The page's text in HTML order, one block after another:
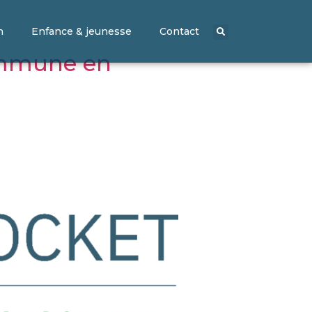
Enfance & jeunesse Contact
en